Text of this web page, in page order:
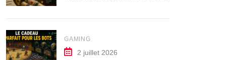
GAMING
2 juillet 2026